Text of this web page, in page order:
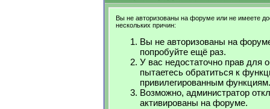
Вы не авторизованы на форуме или не имеете
нескольких причин:
Вы не авторизованы на
попробуйте ещё раз.
У вас недостаточно прав для
пытаетесь обратиться к
привилегированным функциям.
Возможно, администратор
активированы на форуме.